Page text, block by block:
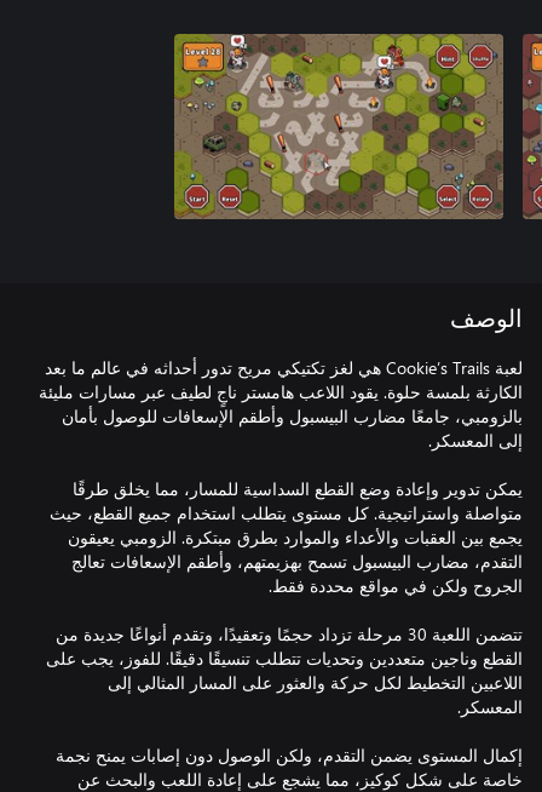
الوصف
لعبة Cookie’s Trails هي لغز تكتيكي مريح تدور أحداثه في عالم ما بعد
الكارثة بلمسة حلوة. يقود اللاعب هامستر ناجٍ لطيف عبر مسارات مليئة
بالزومبي، جامعًا مضارب البيسبول وأطقم الإسعافات للوصول بأمان
يمكن تدوير وإعادة وضع القطع السداسية للمسار، مما يخلق طرقًا
متواصلة واستراتيجية. كل مستوى يتطلب استخدام جميع القطع، حيث
يجمع بين العقبات والأعداء والموارد بطرق مبتكرة. الزومبي يعيقون
التقدم، مضارب البيسبول تسمح بهزيمتهم، وأطقم الإسعافات تعالج
تتضمن اللعبة 30 مرحلة تزداد حجمًا وتعقيدًا، وتقدم أنواعًا جديدة من
القطع وناجين متعددين وتحديات تتطلب تنسيقًا دقيقًا. للفوز، يجب على
اللاعبين التخطيط لكل حركة والعثور على المسار المثالي إلى
إكمال المستوى يضمن التقدم، ولكن الوصول دون إصابات يمنح نجمة
خاصة على شكل كوكيز، مما يشجع على إعادة اللعب والبحث عن